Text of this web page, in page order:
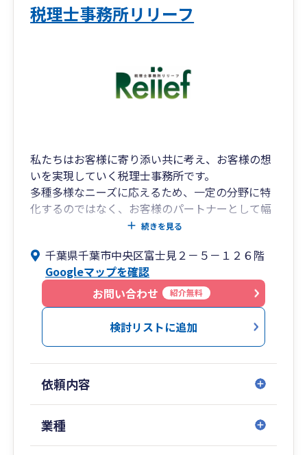
税理士事務所リリーフ
私たちはお客様に寄り添い共に考え、お客様の想
いを実現していく税理士事務所です。
多種多様なニーズに応えるため、一定の分野に特
化するのではなく、お客様のパートナーとして幅
広い分野で総合型のコンサルティングを提供して
所長税理士は30代と若手ではありますが、大手の
税理士事務所で幅広い業務を経験し、数々のセミ
ナー講師も務める税務のプロフェッショナルで
す。
事務所全体の平均年齢は35歳であり、クラウドツ
ールなど最新で最適なサービスを提供するために
税理士も在籍しており、将来の調査を見据えた適
正な税務申告や相続対策、もしもの税務調査も全
力でサポートできるのがリリーフの強みです。
続きを見る
千葉県千葉市中央区富士見２－５－１２６階
Googleマップを確認
お問い合わせ
紹介無料
検討リストに追加
依頼内容
業種